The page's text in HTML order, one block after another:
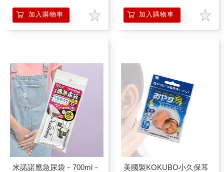
加入購物車 加入購物車
米諾諾應急尿袋－700ml－
美國製KOKUBO小久保耳